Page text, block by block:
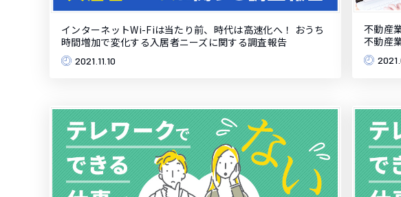
インターネットWi-Fiは当たり前、時代は高速化へ！ おうち
時間増加で変化する入居者ニーズに関する調査報告
2021.11.10
不動産
不動産